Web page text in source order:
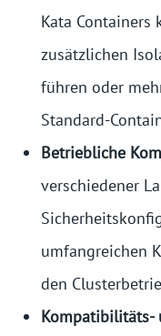
Kata
zusätzlichen
führen oder
Standard-
Betriebliche
verschiedener
umfangreichen
den
Kompatibilitäts-